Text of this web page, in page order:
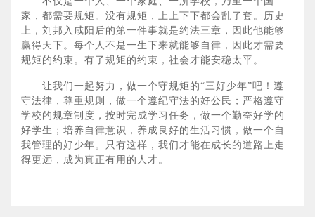
家，都需要规矩。没有规矩，上上下下都会乱了套。历史
上，刘邦入咸阳后的第一件事就是约法三章，因此他能够
赢得天下。每个人不是一生下来就能够自律，因此才需要
规矩的约束。有了规矩的约束，社会才能安稳太平。
让我们一起努力，做一个守规矩的“三好少年”吧！遵
守法律，尊重规则，做一个遵纪守法的好公民；严格遵守
学校的规章制度，按时完成学习任务，做一个勤奋好学的
好学生；培养自律意识，养成良好的生活习惯，做一个自
我管理的好少年。只有这样，我们才能在成长的道路上走
得更远，成为真正有用的人才。